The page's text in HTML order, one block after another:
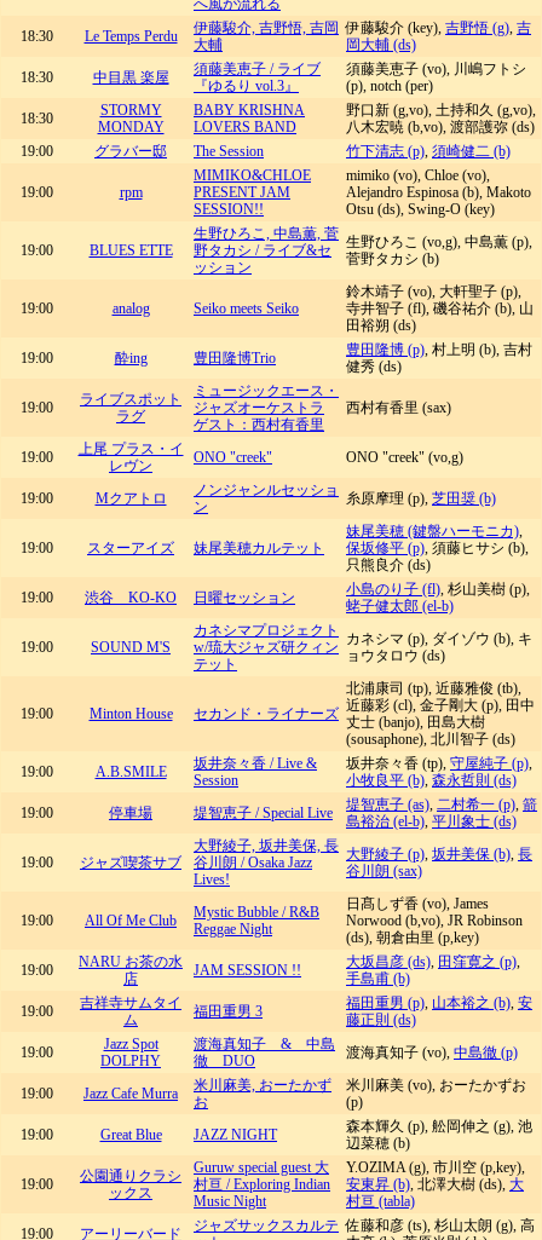
へ風が流れる
18:30
Le Temps Perdu
伊藤駿介, 吉野悟, 吉岡
大輔
伊藤駿介 (key), 吉野悟 (g), 吉
岡大輔 (ds)
18:30
中目黒 楽屋
須藤美恵子 / ライブ
『ゆるり vol.3』
須藤美恵子 (vo), 川嶋フトシ
(p), notch (per)
18:30
STORMY
MONDAY
BABY KRISHNA
LOVERS BAND
野口新 (g,vo), 土持和久 (g,vo),
八木宏暁 (b,vo), 渡部護弥 (ds)
19:00
グラバー邸 The Session 竹下清志 (p), 須崎健二 (b)
19:00 rpm
MIMIKO&CHLOE
PRESENT JAM
SESSION!!
mimiko (vo), Chloe (vo),
Alejandro Espinosa (b), Makoto
Otsu (ds), Swing-O (key)
19:00 BLUES ETTE
生野ひろこ, 中島薫, 菅
野タカシ / ライブ&セ
ッション
生野ひろこ (vo,g), 中島薫 (p),
菅野タカシ (b)
19:00 analog Seiko meets Seiko
鈴木靖子 (vo), 大軒聖子 (p),
寺井智子 (fl), 磯谷祐介 (b), 山
田裕朔 (ds)
19:00
酔ing 豊田隆博Trio 豊田隆博 (p), 村上明 (b), 吉村
健秀 (ds)
19:00
ライブスポット
ラグ
ミュージックエース・
ジャズオーケストラ
ゲスト：西村有香里
西村有香里 (sax)
19:00
上尾 プラス・イ
レヴン
ONO "creek" ONO "creek" (vo,g)
19:00 Mクアトロ
ノンジャンルセッショ
ン
糸原摩理 (p), 芝田奨 (b)
19:00 スターアイズ 妹尾美穂カルテット
妹尾美穂 (鍵盤ハーモニカ),
保坂修平 (p), 須藤ヒサシ (b),
只熊良介 (ds)
19:00
渋谷 KO-KO 日曜セッション 小島のり子 (fl), 杉山美樹 (p),
蛯子健太郎 (el-b)
19:00 SOUND M'S
カネシマプロジェクト
w/琉大ジャズ研クィン
テット
カネシマ (p), ダイゾウ (b), キ
ョウタロウ (ds)
19:00 Minton House セカンド・ライナーズ
北浦康司 (tp), 近藤雅俊 (tb),
近藤彩 (cl), 金子剛大 (p), 田中
丈士 (banjo), 田島大樹
(sousaphone), 北川智子 (ds)
19:00
A.B.SMILE
坂井奈々香 / Live &
Session
坂井奈々香 (tp), 守屋純子 (p),
小牧良平 (b), 森永哲則 (ds)
19:00
停車場 堤智恵子 / Special Live 堤智恵子 (as), 二村希一 (p), 箭
島裕治 (el-b), 平川象士 (ds)
19:00 ジャズ喫茶サブ
大野綾子, 坂井美保, 長
谷川朗 / Osaka Jazz
Lives!
大野綾子 (p), 坂井美保 (b), 長
谷川朗 (sax)
19:00 All Of Me Club
Mystic Bubble / R&B
Reggae Night
日髙しず香 (vo), James
Norwood (b,vo), JR Robinson
(ds), 朝倉由里 (p,key)
19:00
NARU お茶の水
店
JAM SESSION !! 大坂昌彦 (ds), 田窪寛之 (p),
手島甫 (b)
19:00
吉祥寺サムタイ
ム
福田重男 3 福田重男 (p), 山本裕之 (b), 安
藤正則 (ds)
19:00
Jazz Spot
DOLPHY
渡海真知子 & 中島
徹 DUO
渡海真知子 (vo), 中島徹 (p)
19:00 Jazz Cafe Murra
米川麻美, おーたかず
お
米川麻美 (vo), おーたかずお
(p)
19:00
Great Blue JAZZ NIGHT
森本輝久 (p), 舩岡伸之 (g), 池
辺菜穂 (b)
19:00
公園通りクラシ
ックス
Guruw special guest 大
村亘 / Exploring Indian
Music Night
Y.OZIMA (g), 市川空 (p,key),
安東昇 (b), 北澤大樹 (ds), 大
村亘 (tabla)
19:00
アーリーバード
ジャズサックスカルテ 佐藤和彦 (ts), 杉山太朗 (g), 高